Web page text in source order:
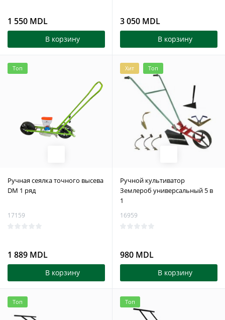
1 550 MDL
В корзину
3 050 MDL
В корзину
Топ
Ручная сеялка точного высева
DM 1 ряд
17159
1 889 MDL
В корзину
Хит Топ
Ручной культиватор
Землероб универсальный 5 в
1
16959
980 MDL
В корзину
Топ Топ